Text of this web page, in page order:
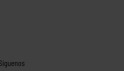
Síguenos